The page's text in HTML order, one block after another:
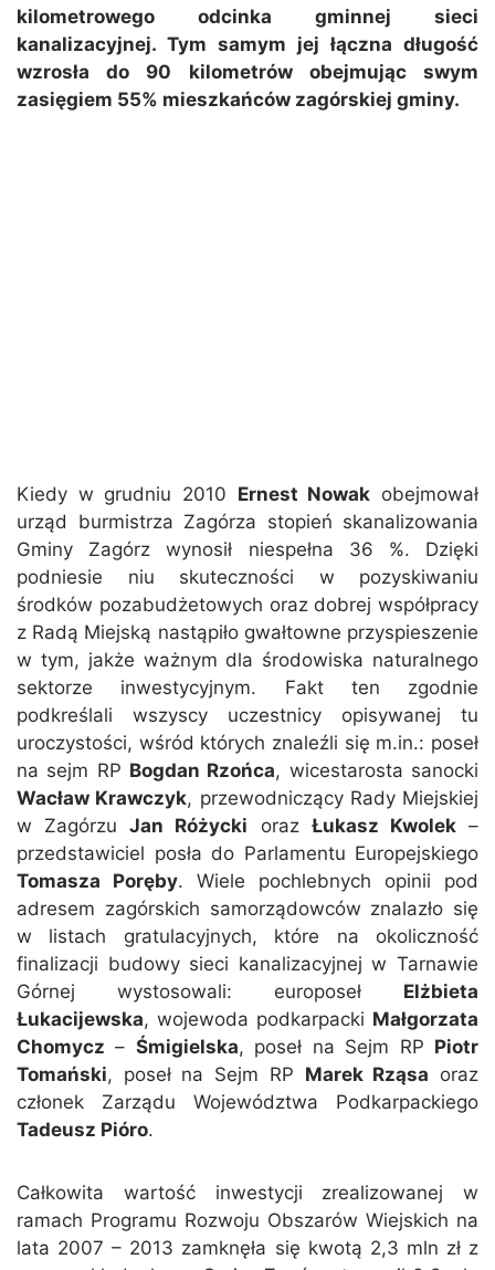
kilometrowego odcinka gminnej sieci
kanalizacyjnej. Tym samym jej łączna długość
wzrosła do 90 kilometrów obejmując swym
zasięgiem 55% mieszkańców zagórskiej gminy.
Kiedy w grudniu 2010 Ernest Nowak obejmował
urząd burmistrza Zagórza stopień skanalizowania
Gminy Zagórz wynosił niespełna 36 %. Dzięki
podniesie niu skuteczności w pozyskiwaniu
środków pozabudżetowych oraz dobrej współpracy
z Radą Miejską nastąpiło gwałtowne przyspieszenie
w tym, jakże ważnym dla środowiska naturalnego
sektorze inwestycyjnym. Fakt ten zgodnie
podkreślali wszyscy uczestnicy opisywanej tu
uroczystości, wśród których znaleźli się m.in.: poseł
na sejm RP Bogdan Rzońca, wicestarosta sanocki
Wacław Krawczyk, przewodniczący Rady Miejskiej
w ZagórzuJan Różycki oraz Łukasz Kwolek–
przedstawiciel posła do Parlamentu Europejskiego
Tomasza Poręby. Wiele pochlebnych opinii pod
adresem zagórskich samorządowców znalazło się
w listach gratulacyjnych, które na okoliczność
finalizacji budowy sieci kanalizacyjnej w Tarnawie
Górnej wystosowali: europoseł Elżbieta
Łukacijewska, wojewoda podkarpacki Małgorzata
Chomycz – Śmigielska, poseł na Sejm RP Piotr
Tomański, poseł na Sejm RP Marek Rząsa oraz
członek Zarządu Województwa Podkarpackiego
Tadeusz Pióro.
Całkowita wartość inwestycji zrealizowanej w
ramach Programu Rozwoju Obszarów Wiejskich na
lata 2007 – 2013 zamknęła się kwotą 2,3 mln zł z